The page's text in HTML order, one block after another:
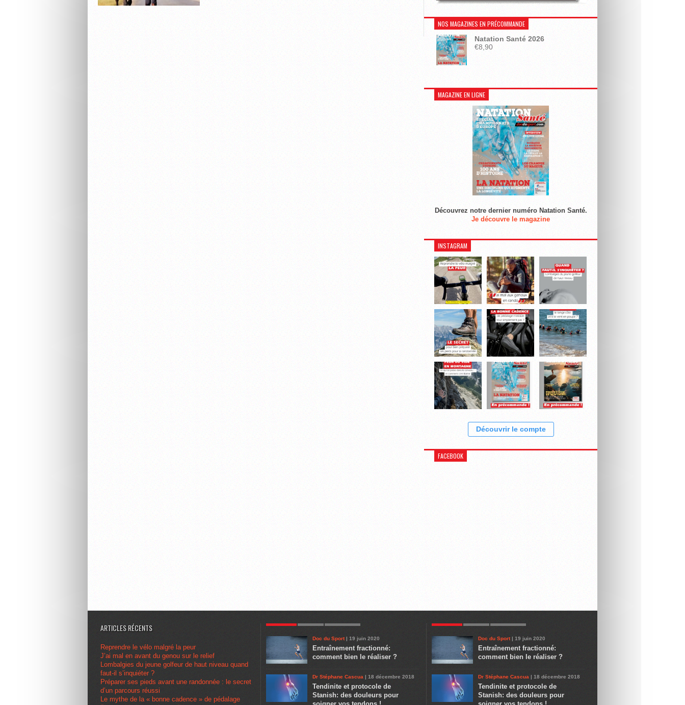
NOS MAGAZINES EN PRÉCOMMANDE
Natation Santé 2026
€8,90
MAGAZINE EN LIGNE
Découvrez notre dernier numéro Natation Santé.
Je découvre le magazine
INSTAGRAM
Découvrir le compte
FACEBOOK
ARTICLES RÉCENTS
Reprendre le vélo malgré la peur
J’ai mal en avant du genou sur le relief
Lombalgies du jeune golfeur de haut niveau quand
faut-il s’inquiéter ?
Préparer ses pieds avant une randonnée : le secret
d’un parcours réussi
Le mythe de la « bonne cadence » de pédalage
Doc du Sport| 19 juin 2020
Entraînement fractionné:
comment bien le réaliser ?
Dr Stéphane Cascua | 18 décembre 2018
Tendinite et protocole de
Stanish: des douleurs pour
Doc du Sport| 19 juin 2020
Entraînement fractionné:
comment bien le réaliser ?
Dr Stéphane Cascua | 18 décembre 2018
Tendinite et protocole de
Stanish: des douleurs pour